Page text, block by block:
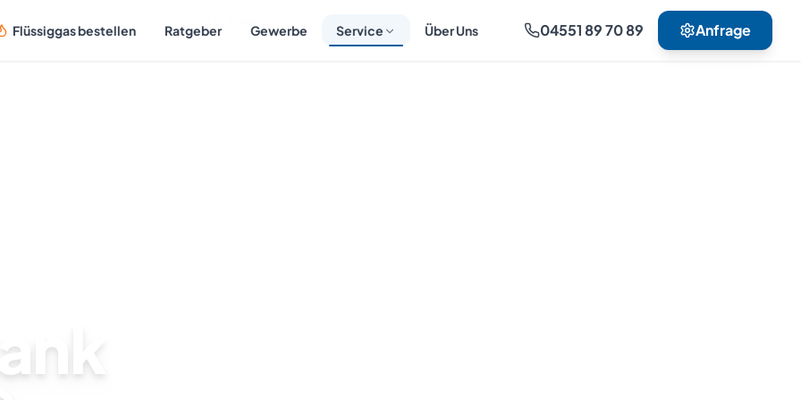
Flüssiggas bestellen Ratgeber Gewerbe Service Über Uns 04551 89 70 89 Anfrage